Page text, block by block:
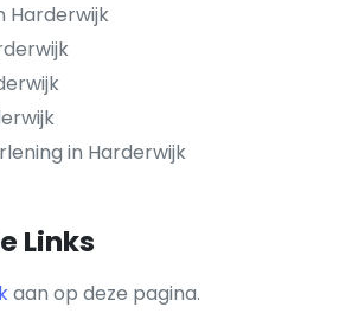
Harderwijk
in Harderwijk
Links
aan op deze pagina.